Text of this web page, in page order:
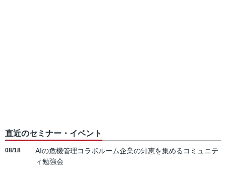
直近のセミナー・イベント
08/18
AIの危機管理コラボルーム企業の知恵を集めるコミュニテ
ィ勉強会